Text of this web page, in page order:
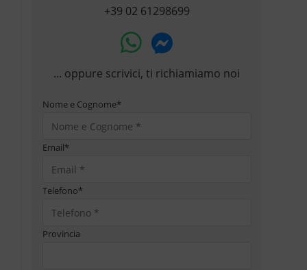
+39 02 61298699
... oppure scrivici, ti richiamiamo noi
Nome e Cognome*
Email*
Telefono*
Provincia